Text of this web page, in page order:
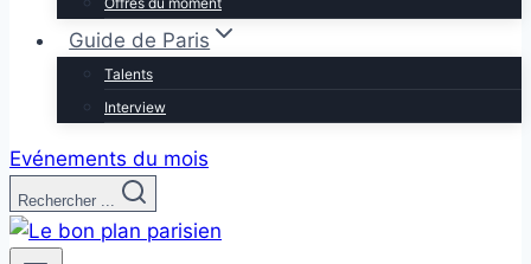
Guide de Paris
Talents
Interview
Evénements du mois
Rechercher ...